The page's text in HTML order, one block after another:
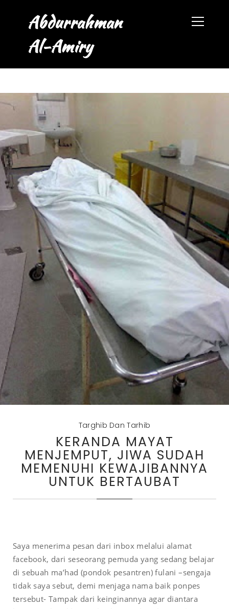
Abdurrahman
Al-Amiry
Targhib Dan Tarhib
KERANDA MAYAT
MENJEMPUT, JIWA SUDAH
MEMENUHI KEWAJIBANNYA
UNTUK BERTAUBAT
Saya menerima pesan dari inbox melalui alamat
facebook, dari seseorang pemuda yang sedang belajar
di sebuah ma’had (pondok pesantren) fulani –sengaja
tidak saya sebut, demi menjaga nama baik ponpes
tersebut- Tampak dari keinginannya agar diantara